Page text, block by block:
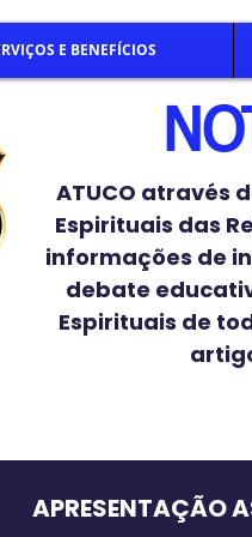
E BENEFÍCIOS
ATUCO através
Espirituais das
informações de
debate
Espirituais de
APRESENTAÇÃO